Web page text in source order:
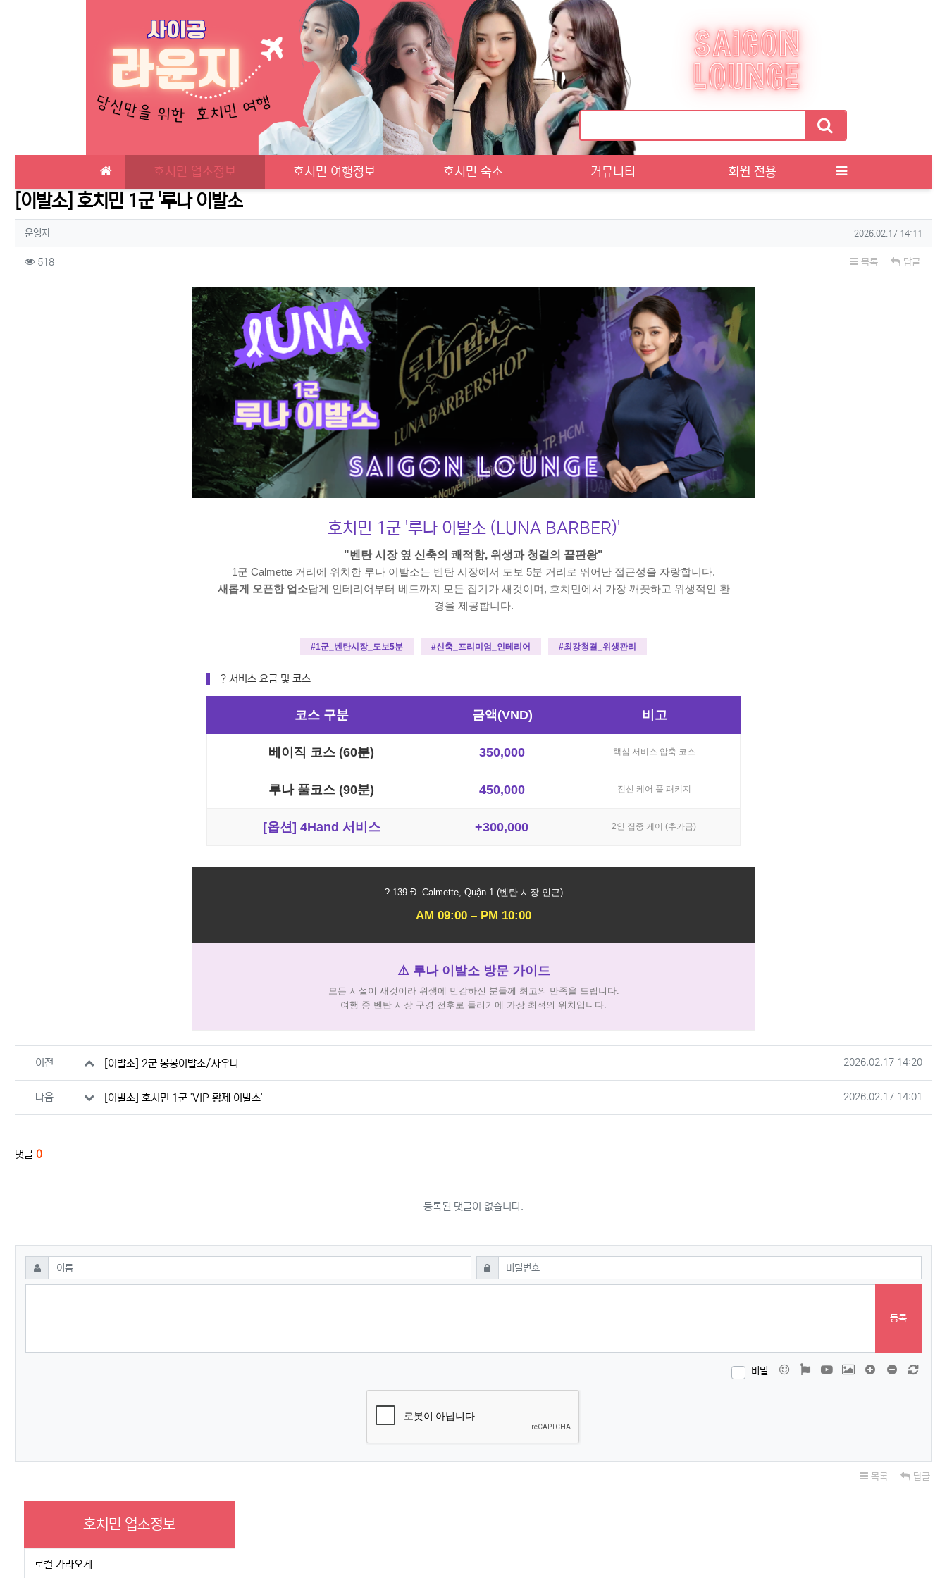
호치민 업소정보 호치민 여행정보 호치민 숙소 커뮤니티 회원 전용
[이발소] 호치민 1군 '루나 이발소
작성자 정보
운영자작성 작성일
2026.02.17 14:11
컨텐츠 정보
518조회 목록 답글
호치민 1군 '루나 이발소 (LUNA BARBER)'
"벤탄 시장 옆 신축의 쾌적함, 위생과 청결의 끝판왕"
1군 Calmette 거리에 위치한 루나 이발소는 벤탄 시장에서 도보 5분 거리로 뛰어난 접근성을 자랑합니다.
새롭게 오픈한 업소답게 인테리어부터 베드까지 모든 집기가 새것이며, 호치민에서 가장 깨끗하고 위생적인 환
경을 제공합니다.
#1군_벤탄시장_도보5분 #신축_프리미엄_인테리어 #최강청결_위생관리
? 서비스 요금 및 코스
코스 구분 금액(VND) 비고
베이직 코스 (60분) 350,000 핵심 서비스 압축 코스
루나 풀코스 (90분) 450,000 전신 케어 풀 패키지
[옵션] 4Hand 서비스 +300,000 2인 집중 케어 (추가금)
? 139 Đ. Calmette, Quận 1 (벤탄 시장 인근)
AM 09:00 – PM 10:00
⚠️ 루나 이발소 방문 가이드
모든 시설이 새것이라 위생에 민감하신 분들께 최고의 만족을 드립니다.
여행 중 벤탄 시장 구경 전후로 들리기에 가장 최적의 위치입니다.
관련자료
이전 [이발소] 2군 봉봉이발소/사우나 작성일
2026.02.17 14:20
다음 [이발소] 호치민 1군 'VIP 황제 이발소' 작성일
2026.02.17 14:01
댓글 0
등록된 댓글이 없습니다.
댓글쓰기
이름 필수 비밀번호필수
등록
비밀 이모티콘폰트어썸동영상 이미지 댓글창 늘이기댓글창 줄이
목록 답글
호치민 업소정보
로컬 가라오케